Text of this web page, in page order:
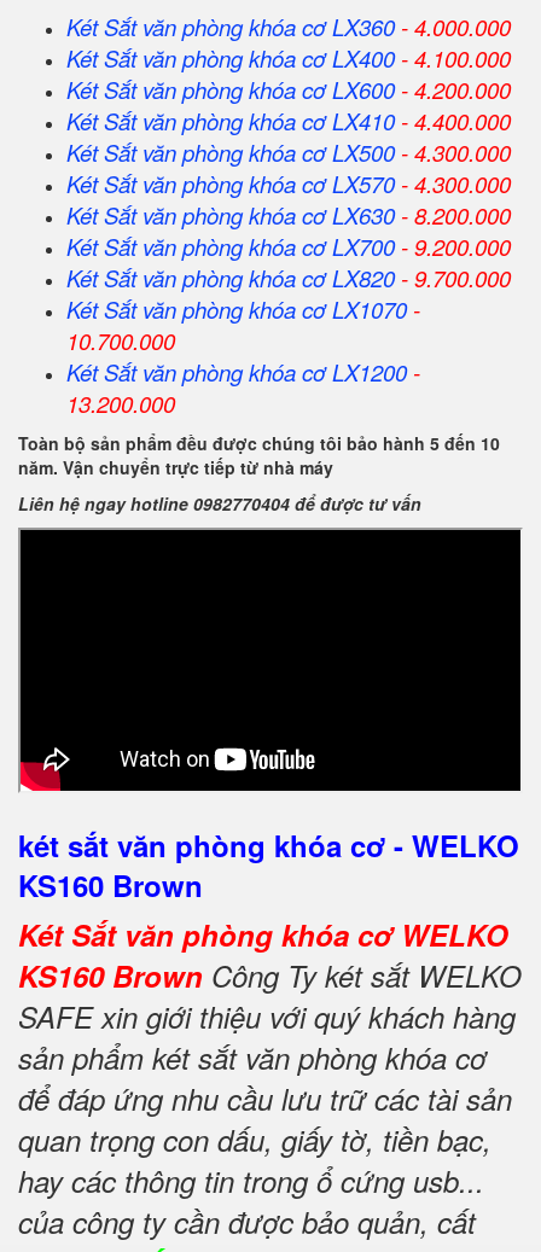
Két Sắt văn phòng khóa cơ LX360- 4.000.000
Két Sắtvăn phòng khóa cơLX400- 4.100.000
Két Sắtvăn phòng khóa cơLX600- 4.200.000
Két Sắtvăn phòng khóa cơLX410- 4.400.000
Két Sắtvăn phòng khóa cơLX500- 4.300.000
Két Sắtvăn phòng khóa cơLX570- 4.300.000
Két Sắtvăn phòng khóa cơLX630- 8.200.000
Két Sắtvăn phòng khóa cơLX700- 9.200.000
Két Sắtvăn phòng khóa cơLX820- 9.700.000
Két Sắtvăn phòng khóa cơLX1070-
10.700.000
Két Sắtvăn phòng khóa cơLX1200-
13.200.000
Toàn bộ sản phẩm đều được chúng tôi bảo hành 5 đến 10
năm. Vận chuyển trực tiếp từ nhà máy
Liên hệ ngay hotline 0982770404 để được tư vấn
két sắt văn phòng khóa cơ - WELKO
KS160 Brown
Két Sắt văn phòng khóa cơ WELKO
KS160 Brown Công Ty két sắt WELKO
SAFE xin giới thiệu với quý khách hàng
sản phẩm két sắt văn phòng khóa cơ
để đáp ứng nhu cầu lưu trữ các tài sản
quan trọng con dấu, giấy tờ, tiền bạc,
hay các thông tin trong ổ cứng usb...
của công ty cần được bảo quản, cất